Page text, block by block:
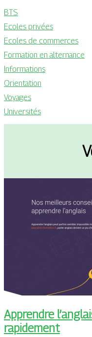
BTS
Ecoles privées
Ecoles de commerces
Formation en alternance
Informations
Orientation
Voyages
Universités
Apprendre
rapidement